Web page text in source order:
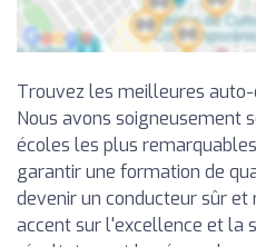
Trouvez les meilleures
Nous avons soigneusement
écoles les plus
garantir une formation de
devenir un conducteur sûr et
accent sur l'excellence et la